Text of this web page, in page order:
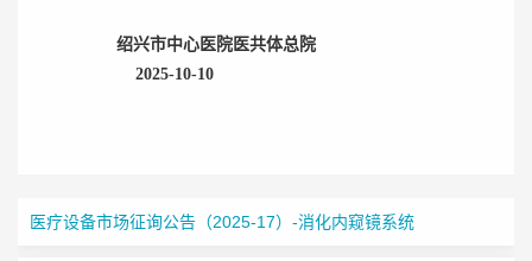
绍兴市中心医院医共体总院
2025-10-10
医疗设备市场征询公告（2025-17）-消化内窥镜系统